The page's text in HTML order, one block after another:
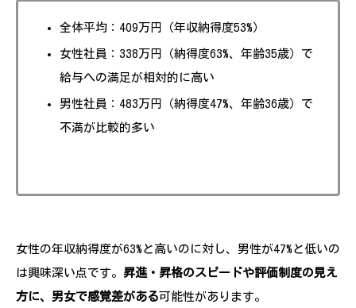
全体平均：409万円（年収納得度53%）
女性社員：338万円（納得度63%、年齢35歳）で
給与への満足が相対的に高い
男性社員：483万円（納得度47%、年齢36歳）で
不満が比較的多い
女性の年収納得度が63%と高いのに対し、男性が47%と低いの
は興味深い点です。 昇進・昇格のスピードや評価制度の見え
方に、男女で感覚差がある可能性があります。